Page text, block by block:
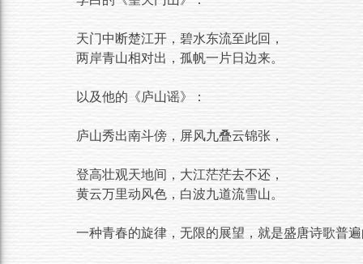
天门中断楚江开，碧水东流至此回，
两岸青山相对出，孤帆一片日边来。
以及他的《庐山谣》：
庐山秀出南斗傍，屏风九叠云锦张，
登高壮观天地间，大江茫茫去不还，
黄云万里动风色，白波九道流雪山。
一种青春的旋律，无限的展望，就是盛唐诗歌普